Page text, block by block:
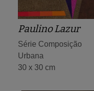
Paulino Lazur
Série Composição
Urbana
30 x 30 cm